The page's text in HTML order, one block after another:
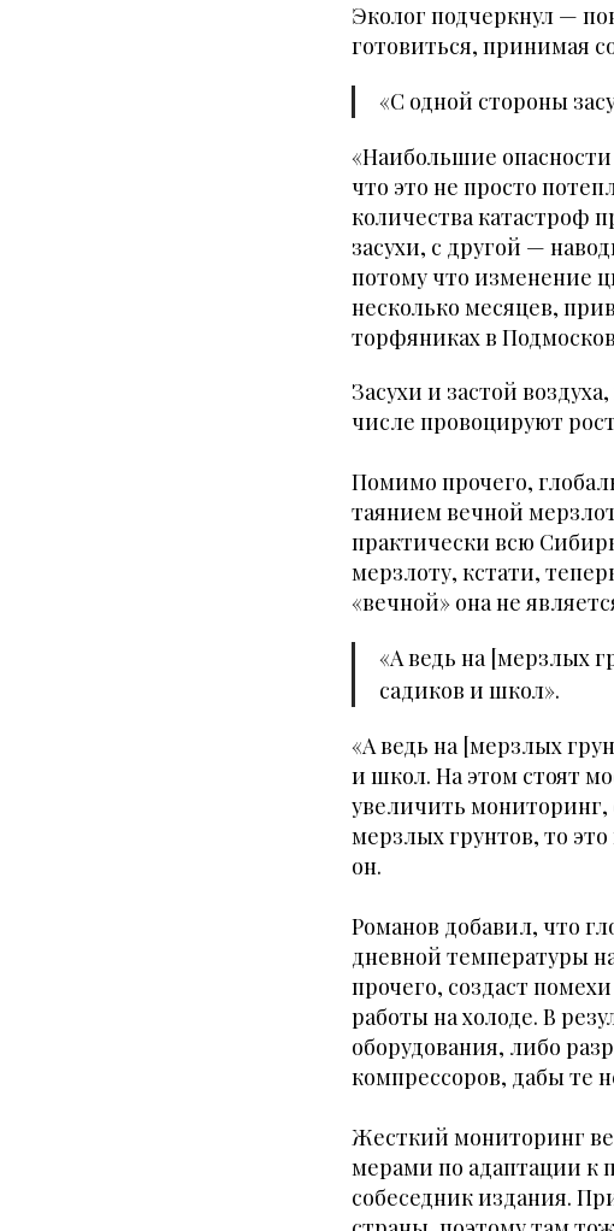
Эколог подчеркнул —
готовиться, принимая
«С одной стороны
«Наибольшие
что это не просто
количества катастроф
засухи, с другой —
потому что изменение
несколько месяцев,
торфяниках в
Засухи и застой
числе провоцируют
Помимо прочего,
таянием вечной
практически всю
мерзлоту, кстати,
«вечной» она не
«А ведь на [мерзлых
садиков и школ».
«А ведь на [мерзлых
и школ. На этом стоят
увеличить
мерзлых грунтов, то
он.
Романов добавил, что
дневной температуры
прочего, создаст
работы на холоде. В
оборудования, либо
компрессоров, дабы те
Жесткий мониторинг
мерами по адаптации к
собеседник издания.